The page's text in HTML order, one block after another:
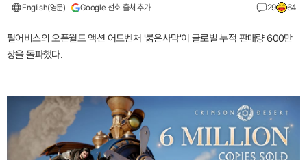
English(영문) Google 선호 출처 추가 29 64
펄어비스의 오픈월드 액션 어드벤처 '붉은사막'이 글로벌 누적 판매량 600만
장을 돌파했다.